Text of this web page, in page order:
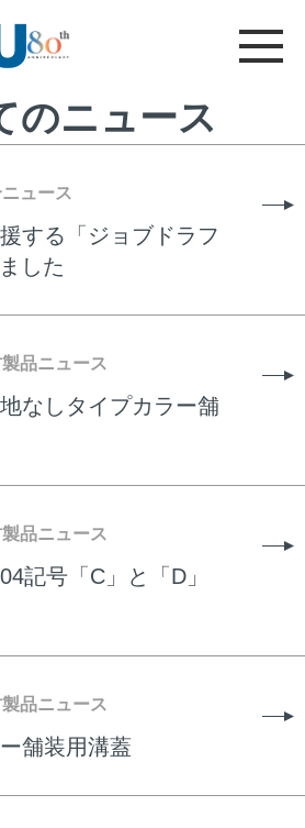
のニュース
ュース
する「ジョブドラフ
した
品ニュース
なしタイプカラー舗
品ニュース
記号「C」と「D」
品ニュース
舗装用溝蓋